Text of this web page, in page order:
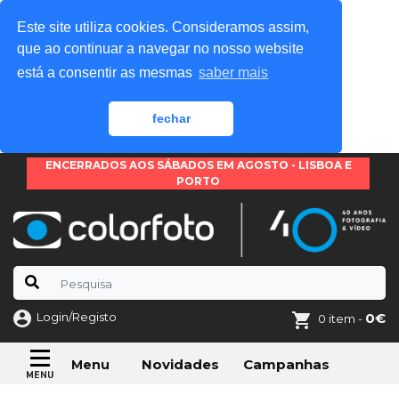
Este site utiliza cookies. Consideramos assim,
que ao continuar a navegar no nosso website
está a consentir as mesmas saber mais
fechar
ENCERRADOS AOS SÁBADOS EM AGOSTO - LISBOA E
PORTO
Login/Registo 0 item - 0€
Menu Novidades Campanhas